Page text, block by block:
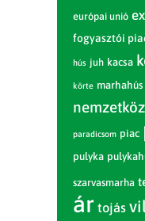
európai unió
fogyasztói
hús juh kacsa
körte marhahús
paradicsom piac
pulyka
szarvasmarha
ár tojás